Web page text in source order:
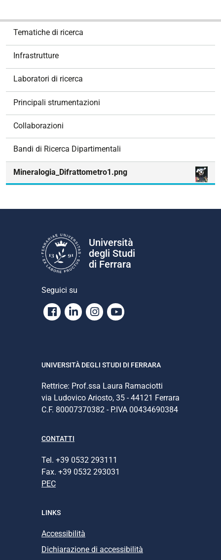
Tematiche di ricerca
Infrastrutture
Laboratori di ricerca
Principali strumentazioni
Collaborazioni
Bandi di Ricerca Dipartimentali
Mineralogia_Difrattometro1.png
Università
degli Studi
di Ferrara
Seguici su
Facebook
LinkedinInstagram
Youtube
UNIVERSITÀ DEGLI STUDI DI FERRARA
Rettrice: Prof.ssa Laura Ramaciotti
via Ludovico Ariosto, 35 - 44121 Ferrara
C.F. 80007370382 - P.IVA 00434690384
CONTATTI
Tel. +39 0532 293111
Fax. +39 0532 293031
PEC
LINKS
Accessibilità
Dichiarazione di accessibilità